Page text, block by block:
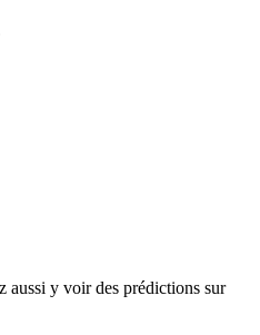
aussi y voir des prédictions sur